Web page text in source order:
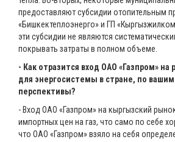
предоставляют субсидии отопительным
«Бишкектеплоэнерго» и ГП
эти субсидии не являются
покрывать затраты в полном объеме.
- Как отразится вход ОАО «Газпром»
для энергосистемы в стране, по
перспективы?
- Вход ОАО «Газпром» на кыргызский
импортных цен на газ, что само по себе
что ОАО «Газпром» взяло на себя